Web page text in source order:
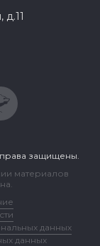
д.11
защищены.
материалов
данных
данных